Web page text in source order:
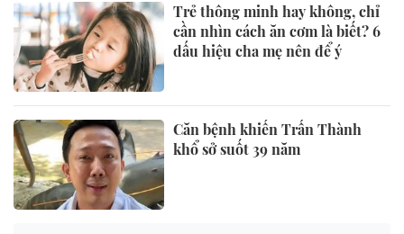
Trẻ thông minh hay không, chỉ
cần nhìn cách ăn cơm là biết? 6
dấu hiệu cha mẹ nên để ý
Căn bệnh khiến Trấn Thành
khổ sở suốt 39 năm